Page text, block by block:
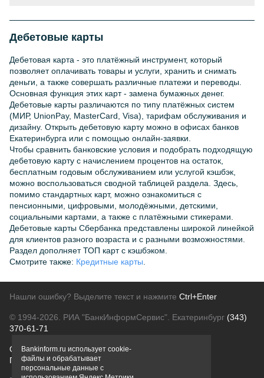
Дебетовые карты
Дебетовая карта - это платёжный инструмент, который
позволяет оплачивать товары и услуги, хранить и снимать
деньги, а также совершать различные платежи и переводы.
Основная функция этих карт - замена бумажных денег.
Дебетовые карты различаются по типу платёжных систем
(МИР, UnionPay, MasterCard, Visa), тарифам обслуживания и
дизайну. Открыть дебетовую карту можно в офисах банков
Екатеринбурга или с помощью онлайн-заявки.
Чтобы сравнить банковские условия и подобрать подходящую
дебетовую карту с начислением процентов на остаток,
бесплатным годовым обслуживанием или услугой кэшбэк,
можно воспользоваться сводной таблицей раздела. Здесь,
помимо стандартных карт, можно ознакомиться с
пенсионными, цифровыми, молодёжными, детскими,
социальными картами, а также с платёжными стикерами.
Дебетовые карты Сбербанка представлены широкой линейкой
для клиентов разного возраста и с разными возможностями.
Раздел дополняет ТОП карт с кэшбэком.
Смотрите также: Кредитные карты
Нашли ошибку? Выделите текст и нажмите Ctrl+Enter
© 1994-2026. РИА "БанкИнформСервис". Екатеринбург (343)
370-61-71
О проектеПолитика конфиденциальности
Правовая информацияДля рекламодателей
Bankinform.ru использует cookie-
файлы и обрабатывает
персональные данные с